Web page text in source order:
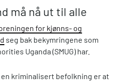
må nå ut til alle
for kjønns- og
seg bak bekymringene som
Uganda (SMUG) har.
kriminalisert befolkning er at